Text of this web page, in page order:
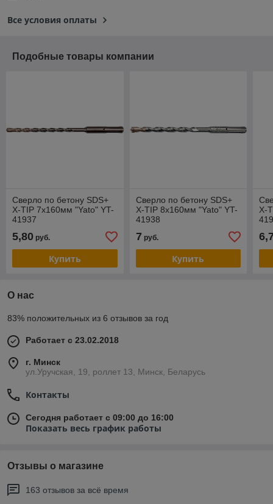
Все условия оплаты
Подобные товары компании
Сверло по бетону SDS+
X-TIP 7x160мм "Yato" YT-
41937
5,80 руб.
Купить
Сверло по бетону SDS+
X-TIP 8x160мм "Yato" YT-
41938
7 руб.
Купить
X-
О нас
83% положительных из 6 отзывов за год
Работает с 23.02.2018
г. Минск
ул.Уручская, 19, роллет 13, Минск, Беларусь
Контакты
Сегодня работает с 09:00 до 16:00
Показать весь график работы
Отзывы о магазине
163 отзывов за всё время